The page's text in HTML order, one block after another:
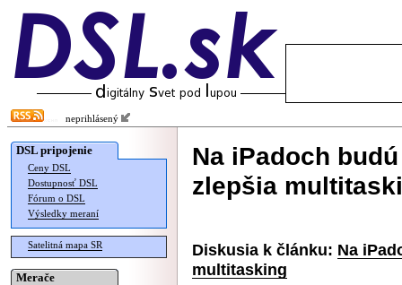
neprihlásený
DSL pripojenie
Ceny DSL
Dostupnosť DSL
Fórum o DSL
Výsledky meraní
Satelitná mapa SR
Merače
Na iPadoch
zlepšia
Diskusia k článku: Na
multitasking